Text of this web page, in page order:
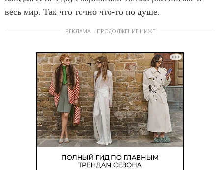
весь мир. Так что точно что-то по душе.
РЕКЛАМА – ПРОДОЛЖЕНИЕ НИЖЕ